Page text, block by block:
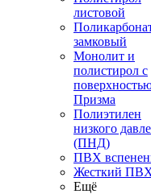
листовой
замковый
Монолит и
полистирол с
Призма
Полиэтилен
низкого
(ПНД)
ПВХ
Жесткий
Ещё